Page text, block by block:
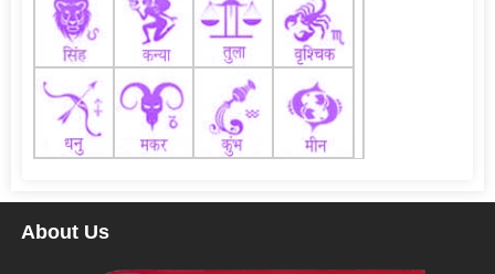
About Us